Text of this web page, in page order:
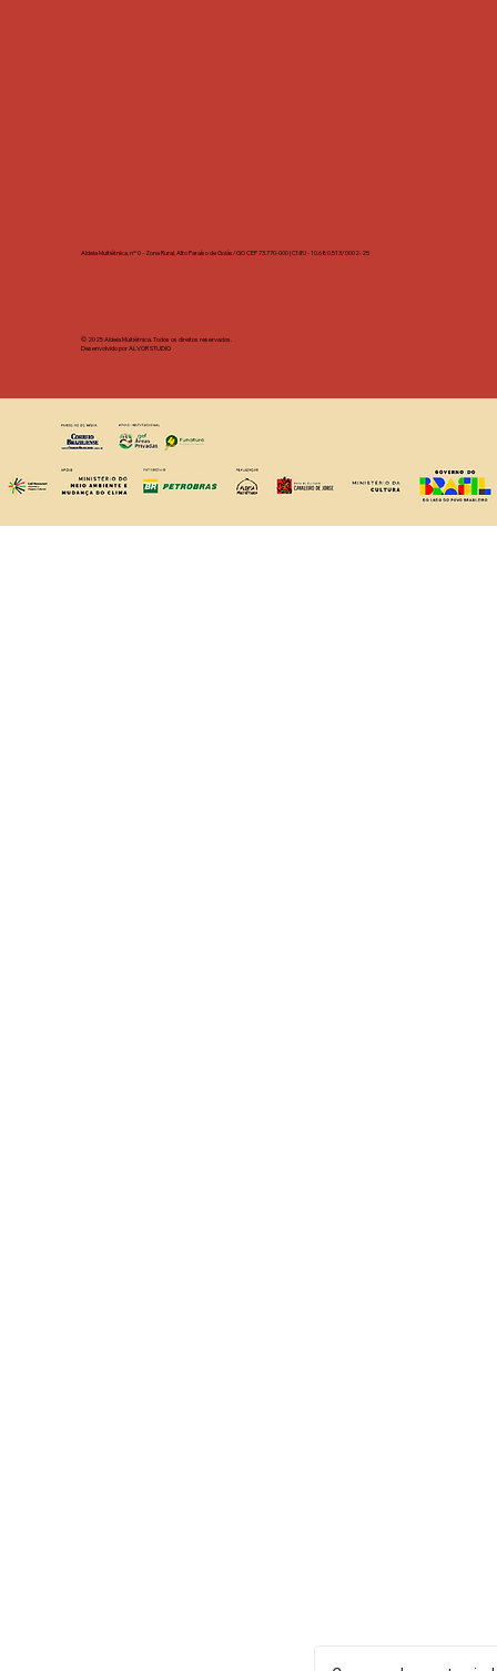
Aldeia Multiétnica, nº 0 - Zona Rural, Alto Paraíso de Goiás/GO CEP 73.770-000 | CNPJ - 10.680.513/0002-25
© 2025 Aldeia Multiétnica. Todos os direitos reservados.
Desenvolvido por ALVOR STUDIO